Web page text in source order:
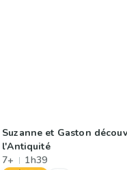
Suzanne et Gaston
l'Antiquité
7+
1h39